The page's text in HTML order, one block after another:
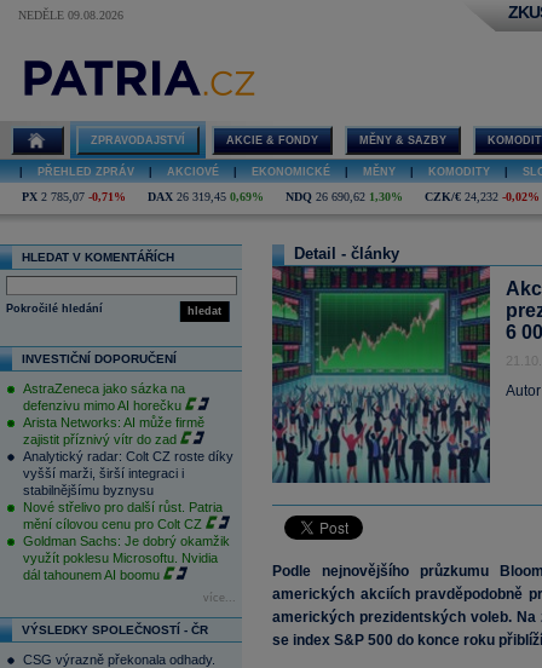
NEDĚLE 09.08.2026
ZPRAVODAJSTVÍ AKCIE & FONDY MĚNY & SAZBY
PŘEHLED ZPRÁV AKCIOVÉ EKONOMICKÉ MĚNY KOMODITY
PX 2 785,07 -0,71% DAX 26 319,45 0,69% NDQ 26 690,62 1,30% CZK/€ 24,232 -0,02%
HLEDAT V KOMENTÁŘÍCH
hledat
Pokročilé hledání
INVESTIČNÍ DOPORUČENÍ
AstraZeneca jako sázka na
defenzivu mimo AI horečku
Arista Networks: AI může firmě
zajistit příznivý vítr do zad
Analytický radar: Colt CZ roste díky
vyšší marži, širší integraci i
stabilnějšímu byznysu
Nové střelivo pro další růst. Patria
mění cílovou cenu pro Colt CZ
Goldman Sachs: Je dobrý okamžik
využít poklesu Microsoftu. Nvidia
dál tahounem AI boomu
více...
VÝSLEDKY SPOLEČNOSTÍ - ČR
CSG výrazně překonala odhady.
Detail - články
6
Podle nejnovějšího průzkumu
amerických akciích pravděpodobně
amerických prezidentských voleb. Na
se index S&P 500 do konce roku